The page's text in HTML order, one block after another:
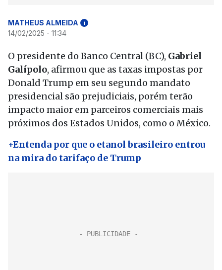
MATHEUS ALMEIDA i
14/02/2025 - 11:34
O presidente do Banco Central (BC), Gabriel
Galípolo, afirmou que as taxas impostas por
Donald Trump em seu segundo mandato
presidencial são prejudiciais, porém terão
impacto maior em parceiros comerciais mais
próximos dos Estados Unidos, como o México.
+Entenda por que o etanol brasileiro entrou
na mira do tarifaço de Trump